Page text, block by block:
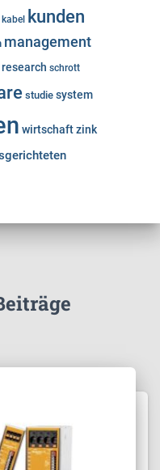
kabel kunden
management
research schrott
studie system
wirtschaftzink